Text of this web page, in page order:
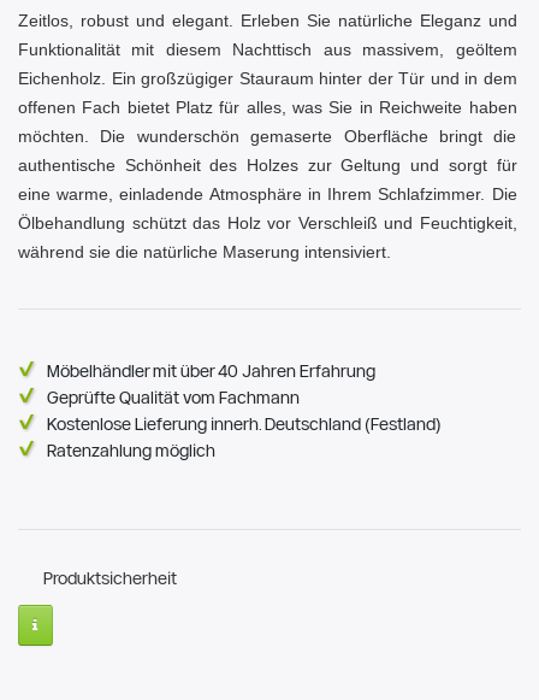
Zeitlos, robust und elegant. Erleben Sie natürliche Eleganz und
Funktionalität mit diesem Nachttisch aus massivem, geöltem
Eichenholz. Ein großzügiger Stauraum hinter der Tür und in dem
offenen Fach bietet Platz für alles, was Sie in Reichweite haben
möchten. Die wunderschön gemaserte Oberfläche bringt die
authentische Schönheit des Holzes zur Geltung und sorgt für
eine warme, einladende Atmosphäre in Ihrem Schlafzimmer. Die
Ölbehandlung schützt das Holz vor Verschleiß und Feuchtigkeit,
während sie die natürliche Maserung intensiviert.
Möbelhändler mit über 40 Jahren Erfahrung
Geprüfte Qualität vom Fachmann
Kostenlose Lieferung innerh. Deutschland (Festland)
Ratenzahlung möglich
Produktsicherheit